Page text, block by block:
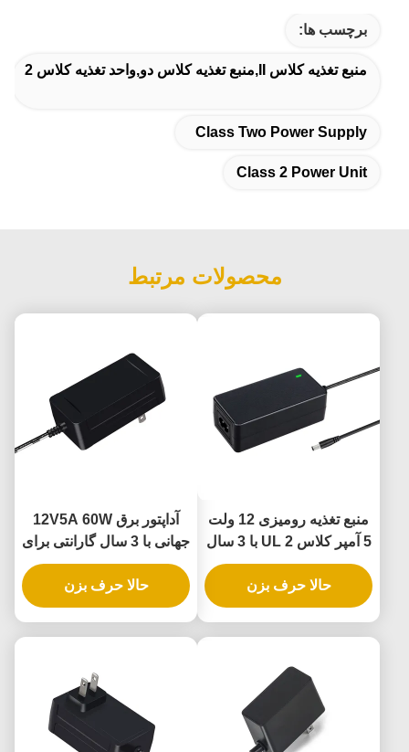
برچسب ها:
منبع تغذیه کلاس II,منبع تغذیه کلاس دو,واحد تغذیه کلاس 2
Class Two Power Supply
Class 2 Power Unit
محصولات مرتبط
منبع تغذیه رومیزی 12 ولت
5 آمپر کلاس 2 UL با 3 سال
گارانتی و انطباق با DOE VI
حالا حرف بزن
آداپتور برق 12V5A 60W
جهانی با 3 سال گارانتی برای
چراغ های ریسمانی LED
انعطاف پذیر
حالا حرف بزن